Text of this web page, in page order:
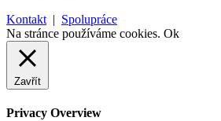
Kontakt | Spolupráce
Na stránce používáme cookies. Ok
Zavřít
Privacy Overview